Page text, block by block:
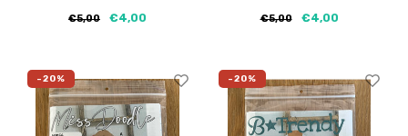
€5,00 €4,00 €5,00 €4,00
-20% -20%